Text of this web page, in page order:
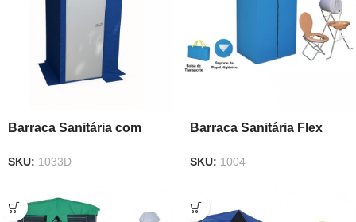
Barraca Sanitária com
SKU: 1033D
Barraca Sanitária Flex
SKU: 1004